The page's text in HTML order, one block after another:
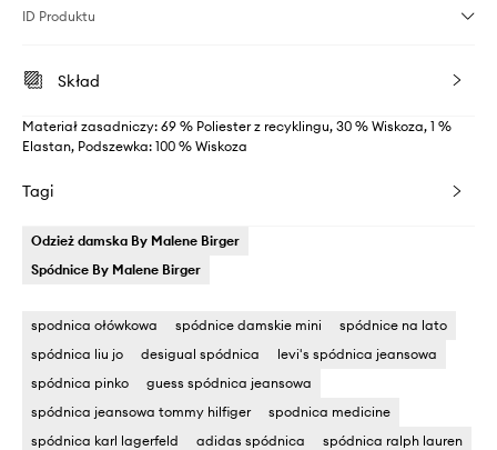
ID Produktu
Skład
Materiał zasadniczy: 69 % Poliester z recyklingu, 30 % Wiskoza, 1 %
Elastan, Podszewka: 100 % Wiskoza
Tagi
Odzież damska By Malene Birger
Spódnice By Malene Birger
spodnica ołówkowa spódnice damskie mini
spódnice na lato
spódnica liu jo
desigual spódnica
levi's spódnica jeansowa
spódnica pinko
guess spódnica jeansowa
spódnica jeansowa tommy hilfiger
spodnica medicine
spódnica karl lagerfeld
adidas spódnica
spódnica ralph lauren